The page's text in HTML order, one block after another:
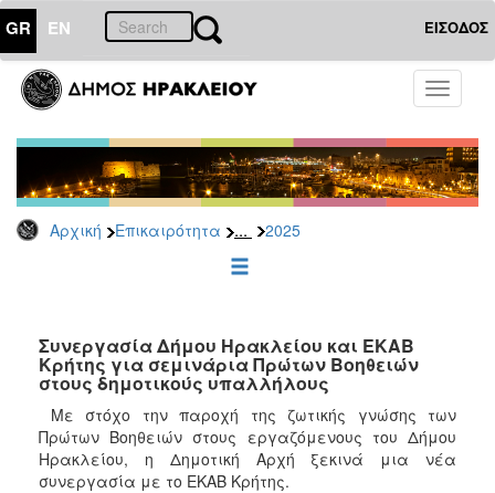
GR EN ΕΙΣΟΔΟΣ
Toggle
Αρχική Επικαιρότητα ... 2025
ΕΠΙΚΑΙΡΟΤΗΤΑ
Τύπου
Αρχείο
2026
2025
2022
2021
2020
2019
2018
Συνεργασία Δήμου Ηρακλείου και ΕΚΑΒ
Κρήτης για σεμινάρια Πρώτων Βοηθειών
στους δημοτικούς υπαλλήλους
Με στόχο την παροχή της ζωτικής γνώσης των
Πρώτων Βοηθειών στους εργαζόμενους του Δήμου
Ηρακλείου, η Δημοτική Αρχή ξεκινά μια νέα
συνεργασία με το ΕΚΑΒ Κρήτης.